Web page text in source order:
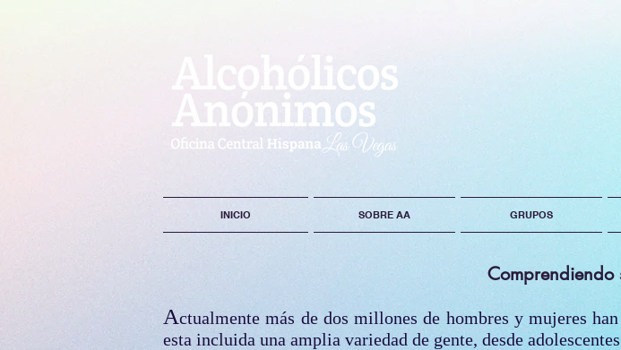
INICIO SOBRE AA GRUPOS
Comprendiendo
Actualmente más de dos millones de hombres y mujeres
esta incluida una amplia variedad de gente, desde